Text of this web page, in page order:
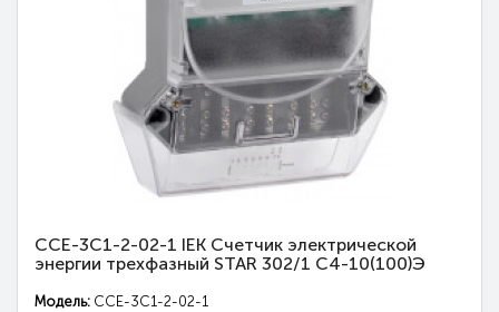
CCE-3C1-2-02-1 IEK Счетчик электрической
энергии трехфазный STAR 302/1 С4-10(100)Э
Модель: CCE-3C1-2-02-1